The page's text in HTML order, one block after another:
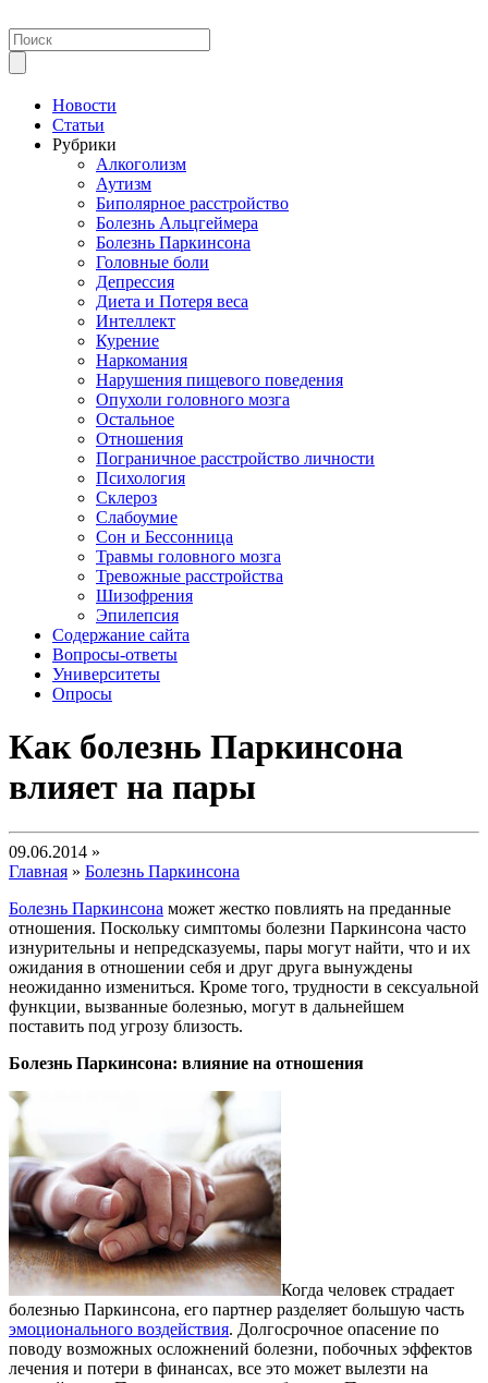
Новости
Статьи
Рубрики
Алкоголизм
Аутизм
Биполярное расстройство
Болезнь Альцгеймера
Болезнь Паркинсона
Головные боли
Депрессия
Диета и Потеря веса
Интеллект
Курение
Наркомания
Нарушения пищевого поведения
Опухоли головного мозга
Остальное
Отношения
Пограничное расстройство личности
Психология
Склероз
Слабоумие
Сон и Бессонница
Травмы головного мозга
Тревожные расстройства
Шизофрения
Эпилепсия
Содержание сайта
Вопросы-ответы
Университеты
Опросы
Как болезнь Паркинсона
влияет на пары
09.06.2014 »
Главная » Болезнь Паркинсона
Болезнь Паркинсона может жестко повлиять на преданные
отношения. Поскольку симптомы болезни Паркинсона часто
изнурительны и непредсказуемы, пары могут найти, что и их
ожидания в отношении себя и друг друга вынуждены
неожиданно измениться. Кроме того, трудности в сексуальной
функции, вызванные болезнью, могут в дальнейшем
поставить под угрозу близость.
Болезнь Паркинсона: влияние на отношения
Когда человек страдает
болезнью Паркинсона, его партнер разделяет большую часть
эмоционального воздействия. Долгосрочное опасение по
поводу возможных осложнений болезни, побочных эффектов
лечения и потери в финансах, все это может вылезти на